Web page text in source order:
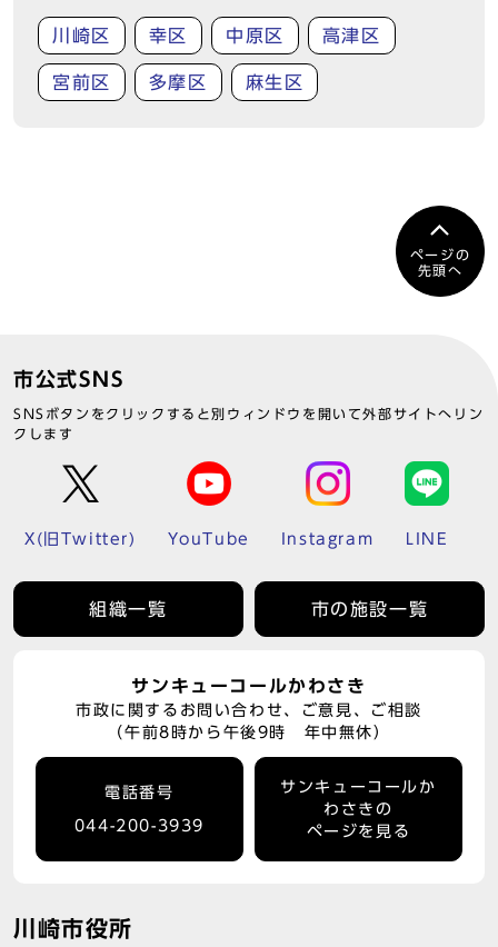
川崎区 幸区 中原区 高津区
宮前区 多摩区 麻生区
ページの
先頭へ
市公式SNS
SNSボタンをクリックすると別ウィンドウを開いて外部サイトへリン
クします
X(旧Twitter) YouTube Instagram LINE
組織一覧 市の施設一覧
サンキューコールかわさき
市政に関するお問い合わせ、ご意見、ご相談
（午前8時から午後9時 年中無休）
電話番号
044-200-3939
サンキューコールか
わさきの
ページを見る
川崎市役所